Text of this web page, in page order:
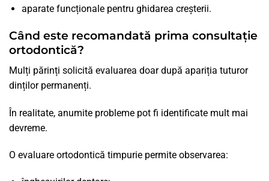
aparate funcționale pentru ghidarea creșterii.
Când este recomandată prima consultație
ortodontică?
Mulți părinți solicită evaluarea doar după apariția tuturor
dinților permanenți.
În realitate, anumite probleme pot fi identificate mult mai
devreme.
O evaluare ortodontică timpurie permite observarea: